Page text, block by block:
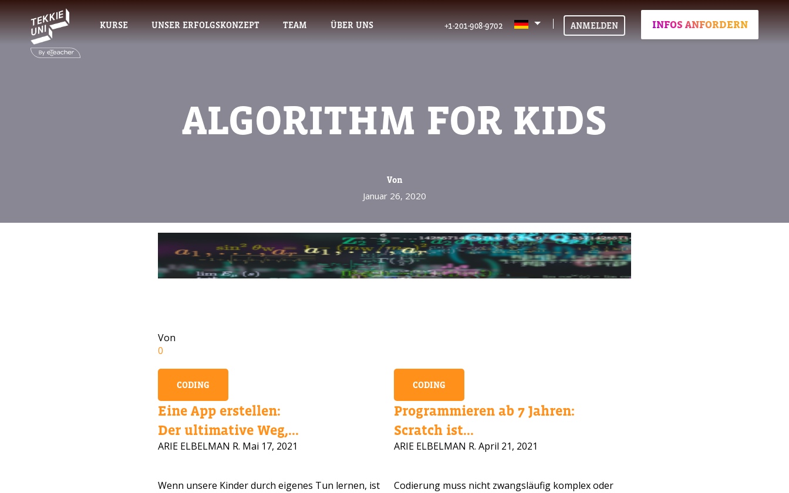
KURSE UNSER ERFOLGSKONZEPT TEAM ÜBER UNS INFOS ANFORDERN
+1-201-908-9702 ANMELDEN
ALGORITHM FOR KIDS
Von
Januar 26, 2020
Von
0
CODING
Eine App erstellen:
Der ultimative Weg,...
ARIE ELBELMAN R. Mai 17, 2021
Wenn unsere Kinder durch eigenes Tun lernen, ist
CODING
Programmieren ab 7 Jahren:
Scratch ist...
ARIE ELBELMAN R. April 21, 2021
Codierung muss nicht zwangsläufig komplex oder
BRAUCHEN SIE HILFE BEI DER KURSAUSWAHL?